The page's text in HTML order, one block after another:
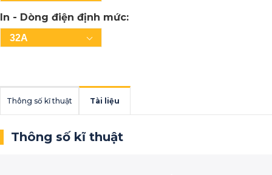
In - Dòng điện định mức:
32A
Thông số kĩ thuật Tài liệu
Thông số kĩ thuật